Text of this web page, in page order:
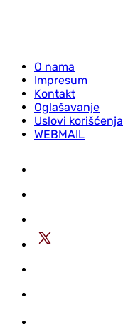
O nama
Impresum
Kontakt
Oglašavanje
Uslovi korišćenja
WEBMAIL